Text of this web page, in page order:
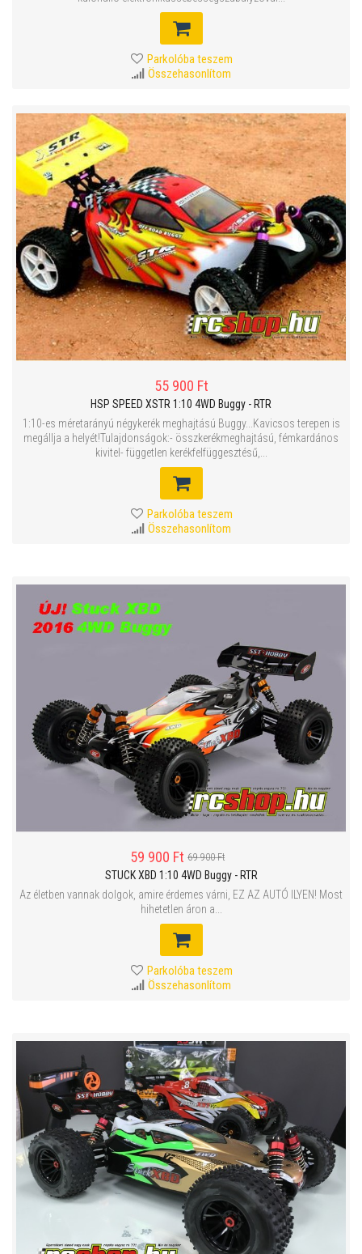
Parkolóba teszem
Összehasonlítom
55 900 Ft
HSP SPEED XSTR 1:10 4WD Buggy - RTR
1:10-es méretarányú négykerék meghajtású Buggy...Kavicsos terepen is
megállja a helyét!Tulajdonságok:- összkerékmeghajtású, fémkardános
kivitel- független kerékfelfüggesztésű,...
Parkolóba teszem
Összehasonlítom
59 900 Ft 69 900 Ft
STUCK XBD 1:10 4WD Buggy - RTR
Az életben vannak dolgok, amire érdemes várni, EZ AZ AUTÓ ILYEN! Most
hihetetlen áron a...
Parkolóba teszem
Összehasonlítom